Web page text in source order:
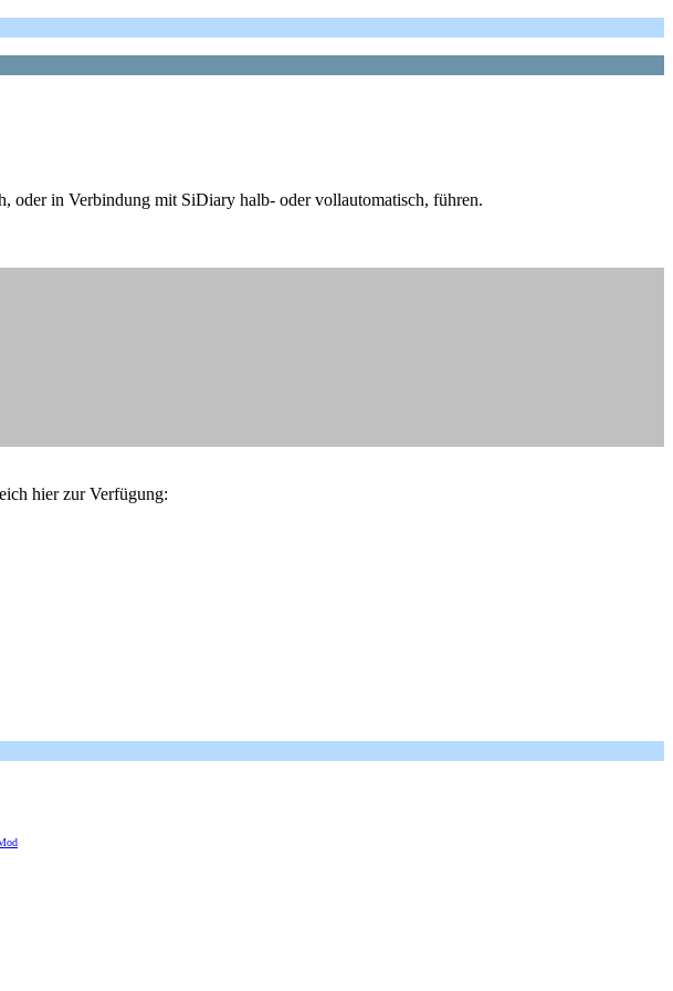
oder in Verbindung mit SiDiary halb- oder vollautomatisch, führen.
hier zur Verfügung: